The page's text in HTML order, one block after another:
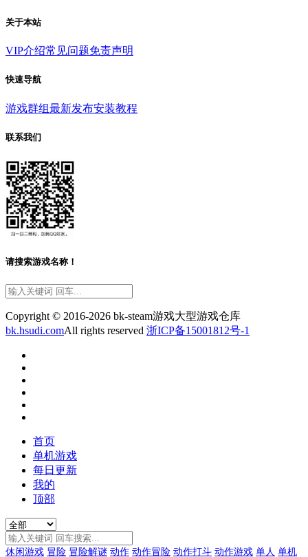
关于本站
VIP介绍常见问题免责声明
快速导航
游戏群组最新发布安装教程
联系我们
请搜索游戏名称！
Copyright © 2016-2026 bk-steam游戏大型游戏仓库
bk.hsudi.comAll rights reserved 浙ICP备15001812号-1
首页
单机游戏
每日更新
我的
顶部
休闲游戏 冒险 冒险解谜 动作 动作冒险 动作打斗 动作游戏 单人 单机